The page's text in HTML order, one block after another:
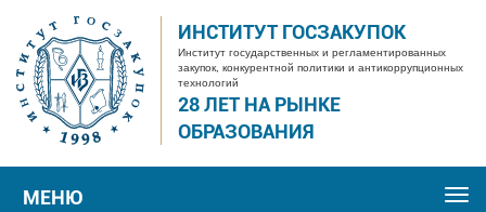
ИНСТИТУТ ГОСЗАКУПОК
Институт государственных и регламентированных
закупок, конкурентной политики и антикоррупционных
технологий
28 ЛЕТ НА РЫНКЕ
ОБРАЗОВАНИЯ
МЕНЮ